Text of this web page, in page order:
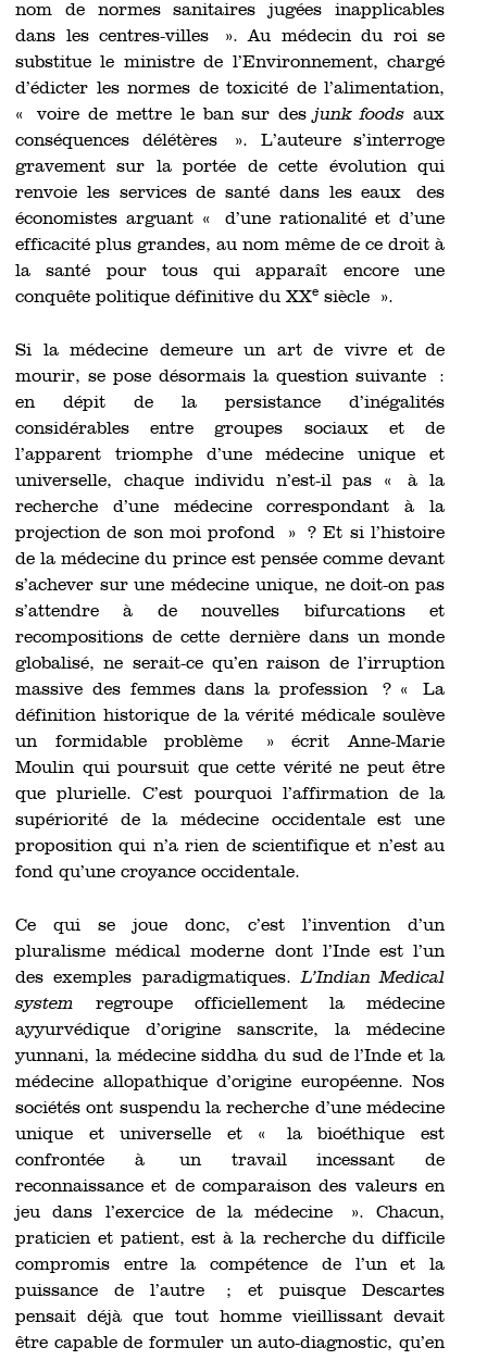
nom de normes sanitaires jugées inapplicables
dans les centres-villes ». Au médecin du roi se
substitue le ministre de l’Environnement, chargé
d’édicter les normes de toxicité de l’alimentation,
« voire de mettre le ban sur des junk foods aux
conséquences délétères ». L’auteure s’interroge
gravement sur la portée de cette évolution qui
renvoie les services de santé dans les eaux des
économistes arguant « d’une rationalité et d’une
efficacité plus grandes, au nom même de ce droit à
la santé pour tous qui apparaît encore une
conquête politique définitive du XXe siècle ».
Si la médecine demeure un art de vivre et de
mourir, se pose désormais la question suivante :
en dépit de la persistance d’inégalités
considérables entre groupes sociaux et de
l’apparent triomphe d’une médecine unique et
universelle, chaque individu n’est-il pas « à la
recherche d’une médecine correspondant à la
projection de son moi profond » ? Et si l’histoire
de la médecine du prince est pensée comme devant
s’achever sur une médecine unique, ne doit-on pas
s’attendre à de nouvelles bifurcations et
recompositions de cette dernière dans un monde
globalisé, ne serait-ce qu’en raison de l’irruption
massive des femmes dans la profession ? « La
définition historique de la vérité médicale soulève
un formidable problème » écrit Anne-Marie
Moulin qui poursuit que cette vérité ne peut être
que plurielle. C’est pourquoi l’affirmation de la
supériorité de la médecine occidentale est une
proposition qui n’a rien de scientifique et n’est au
fond qu’une croyance occidentale.
Ce qui se joue donc, c’est l’invention d’un
pluralisme médical moderne dont l’Inde est l’un
des exemples paradigmatiques.L’Indian Medical
system regroupe officiellement la médecine
ayyurvédique d’origine sanscrite, la médecine
yunnani, la médecine siddha du sud de l’Inde et la
médecine allopathique d’origine européenne. Nos
sociétés ont suspendu la recherche d’une médecine
unique et universelle et « la bioéthique est
confrontée à un travail incessant de
reconnaissance et de comparaison des valeurs en
jeu dans l’exercice de la médecine ». Chacun,
praticien et patient, est à la recherche du difficile
compromis entre la compétence de l’un et la
puissance de l’autre ; et puisque Descartes
pensait déjà que tout homme vieillissant devait
être capable de formuler un auto-diagnostic, qu’en